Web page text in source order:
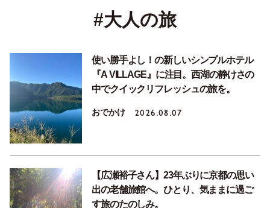
#大人の旅
使い勝手よし！の新しいシンプルホテル
『A VILLAGE』に注目。西湖の静けさの
中でクイックリフレッシュの旅を。
おでかけ 2026.08.07
【広瀬裕子さん】23年ぶりに京都の思い
出の老舗旅館へ。ひとり、気ままに過ご
す旅のたのしみ。